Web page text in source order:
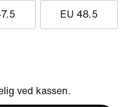
EU 48.5
ved kassen.